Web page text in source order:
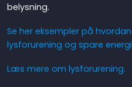
belysning.
Se her eksempler på
lysforurening og spare energi
Læs mere om lysforurening.